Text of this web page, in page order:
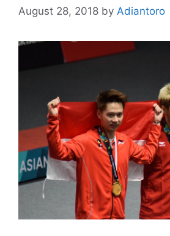
August 28, 2018 by Adiantoro